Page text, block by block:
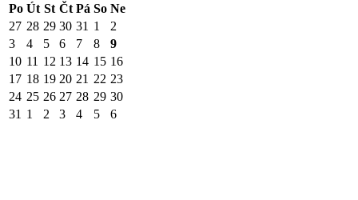
Po Út St Čt Pá So Ne
27 28 29 30 31 1
2
3
4 5 6 7 8
9
10 11 12 13 14 15 16
17 18 19 20 21 22 23
24 25 26 27 28 29 30
31 1 2 3 4 5 6